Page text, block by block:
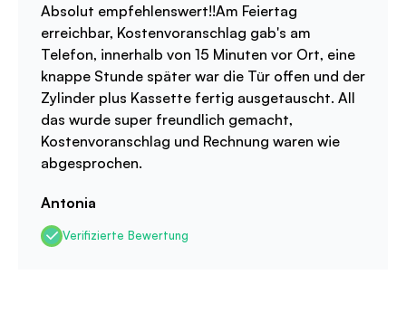
Absolut empfehlenswert!!Am Feiertag
erreichbar, Kostenvoranschlag gab's am
Telefon, innerhalb von 15 Minuten vor Ort, eine
knappe Stunde später war die Tür offen und der
Zylinder plus Kassette fertig ausgetauscht. All
das wurde super freundlich gemacht,
Kostenvoranschlag und Rechnung waren wie
abgesprochen.
Antonia
Verifizierte Bewertung